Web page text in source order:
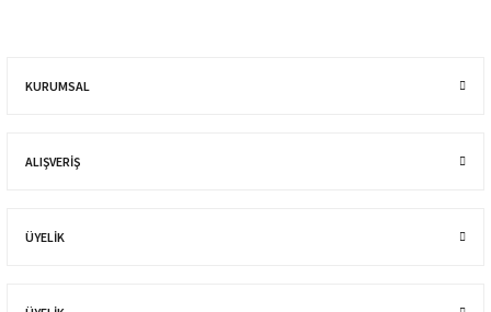
KURUMSAL
ALIŞVERIŞ
ÜYELİK